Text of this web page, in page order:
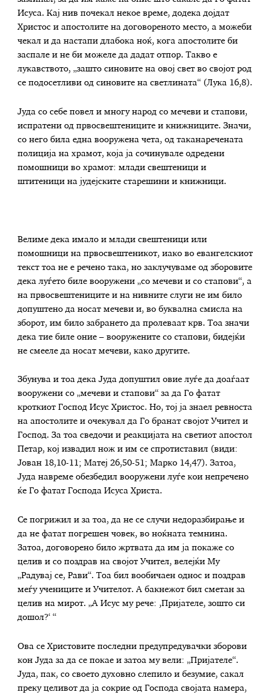
Исуса. Кај нив почекал некое време, додека дојдат
Христос и апостолите на договореното место, а можеби
чекал и да настапи длабока ноќ, кога апостолите би
заспале и не би можеле да дадат отпор. Такво е
лукавството, „зашто синовите на овој свет во својот род
се подосетливи од синовите на светлината“ (Лука 16,8).
Јуда со себе повел и многу народ со мечеви и стапови,
испратени од првосвештениците и книжниците. Значи,
со него била една вооружена чета, од таканаречената
полиција на храмот, која ја сочинувале одредени
помошници во храмот: млади свештеници и
штитеници на јудејските старешини и книжници.
Велиме дека имало и млади свештеници или
помошници на првосвештеникот, иако во евангелскиот
текст тоа не е речено така, но заклучуваме од зборовите
дека луѓето биле вооружени „со мечеви и со стапови“, а
на првосвештениците и на нивните слуги не им било
допуштено да носат мечеви и, во буквална смисла на
зборот, им било забрането да пролеваат крв. Тоа значи
дека тие биле оние – вооружените со стапови, бидејќи
не смееле да носат мечеви, како другите.
Збунува и тоа дека Јуда допуштил овие луѓе да доаѓаат
вооружени со „мечеви и стапови“ за да Го фатат
кроткиот Господ Исус Христос. Но, тој ја знаел ревноста
на апостолите и очекувал да Го бранат својот Учител и
Господ. За тоа сведочи и реакцијата на светиот апостол
Петар, кој извадил нож и им се спротиставил (види:
Јован 18,10-11; Матеј 26,50-51; Марко 14,47). Затоа,
Јуда навреме обезбедил вооружени луѓе кои непречено
ќе Го фатат Господа Исуса Христа.
Се погрижил и за тоа, да не се случи недоразбирање и
да не фатат погрешен човек, во ноќната темнина.
Затоа, договорено било жртвата да им ја покаже со
целив и со поздрав на својот Учител, велејќи Му
„Радувај се, Рави“. Тоа бил вообичаен однос и поздрав
меѓу учениците и Учителот. А бакнежот бил сметан за
целив на мирот. „А Исус му рече: ,Пријателе, зошто си
дошол?‘ “
Ова се Христовите последни предупредувачки зборови
кон Јуда за да се покае и затоа му вели: „Пријателе“.
Јуда, пак, со своето духовно слепило и безумие, сакал
преку целивот да ја сокрие од Господа својата намера,